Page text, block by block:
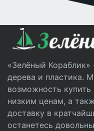
«Зелёный
дерева и пластика.
возможность
низким ценам, а
доставку в
останетесь